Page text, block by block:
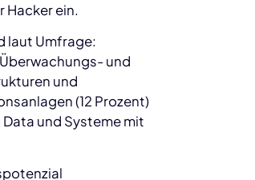
Hacker ein.
laut Umfrage:
und
und
(12 Prozent)
und Systeme mit